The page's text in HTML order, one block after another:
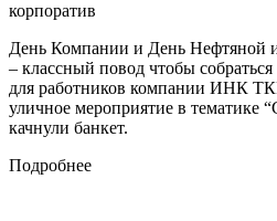
корпоратив
День Компании и День Нефтяной
– классный повод чтобы
для работников компании ИНК
уличное мероприятие в тематике
качнули банкет.
Подробнее